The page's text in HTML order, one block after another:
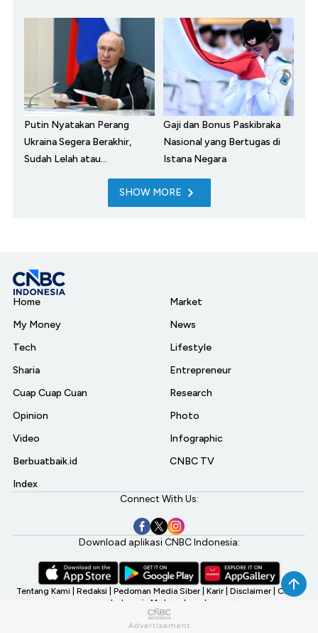
Putin Nyatakan Perang
Ukraina Segera Berakhir,
Sudah Lelah atau...
Gaji dan Bonus Paskibraka
Nasional yang Bertugas di
Istana Negara
SHOW MORE
Home
My Money
Tech
Sharia
Cuap Cuap Cuan
Opinion
Video
Berbuatbaik.id
Index
Market
News
Lifestyle
Entrepreneur
Research
Photo
Infographic
CNBC TV
Connect With Us:
Download aplikasi CNBC Indonesia:
Tentang Kami Redaksi Pedoman Media Siber Karir Disclaimer CNBC
Indonesia My Investment
©2026 CNBC Indonesia, A Transmedia Company